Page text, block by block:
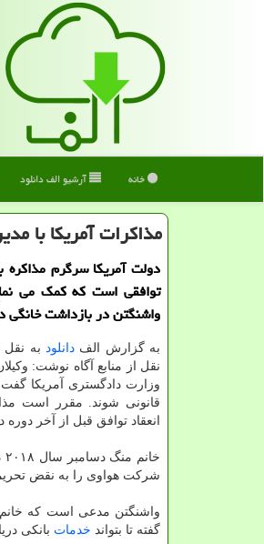
خانه آرشیو الف دانلود
مذاكرات آمریكا با
دولت آمریکا سرگرم مذاکره
توافقی است که کمک می
واشنگتن در بازداشت خانگی
به گزارش الفدانلود به نقل
نقل از منابع آگاه نوشت:
وزارت دادگستری آمریکا گفت
قانونی شوند. مقرر است
انعقاد توافق قبل از آخر
شرکت هواوی را به نقض
گفته تا بتواند خدمات بانکی